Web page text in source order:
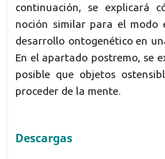
continuación, se explicará
noción similar para el modo
desarrollo ontogenético en
En el apartado postremo, se
posible que objetos
proceder de la mente.
Descargas